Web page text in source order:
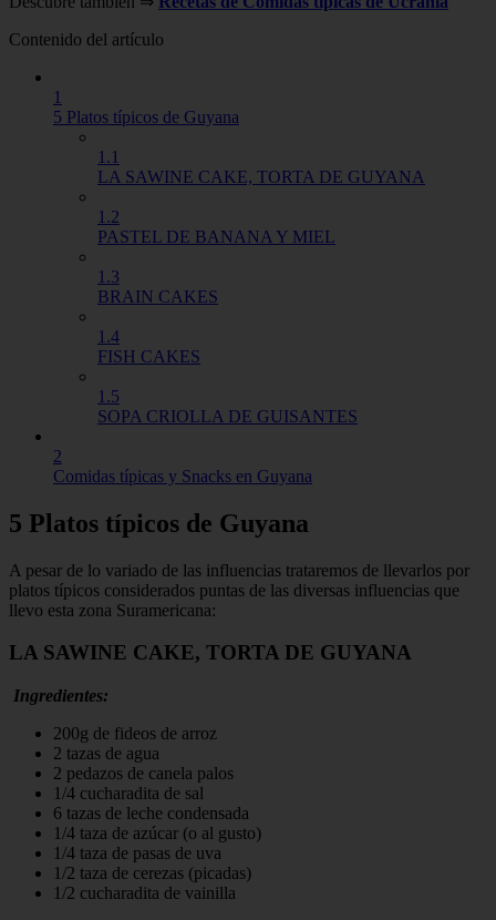
Contenido del artículo
1
5 Platos típicos de Guyana
1.1
LA SAWINE CAKE, TORTA DE GUYANA
1.2
PASTEL DE BANANA Y MIEL
1.3
BRAIN CAKES
1.4
FISH CAKES
1.5
SOPA CRIOLLA DE GUISANTES
2
Comidas típicas y Snacks en Guyana
5 Platos típicos de Guyana
A pesar de lo variado de las influencias trataremos de llevarlos por
platos típicos considerados puntas de las diversas influencias que
llevo esta zona Suramericana:
LA SAWINE CAKE, TORTA DE GUYANA
Ingredientes:
200g de fideos de arroz
2 tazas de agua
2 pedazos de canela palos
1/4 cucharadita de sal
6 tazas de leche condensada
1/4 taza de azúcar (o al gusto)
1/4 taza de pasas de uva
1/2 taza de cerezas (picadas)
1/2 cucharadita de vainilla